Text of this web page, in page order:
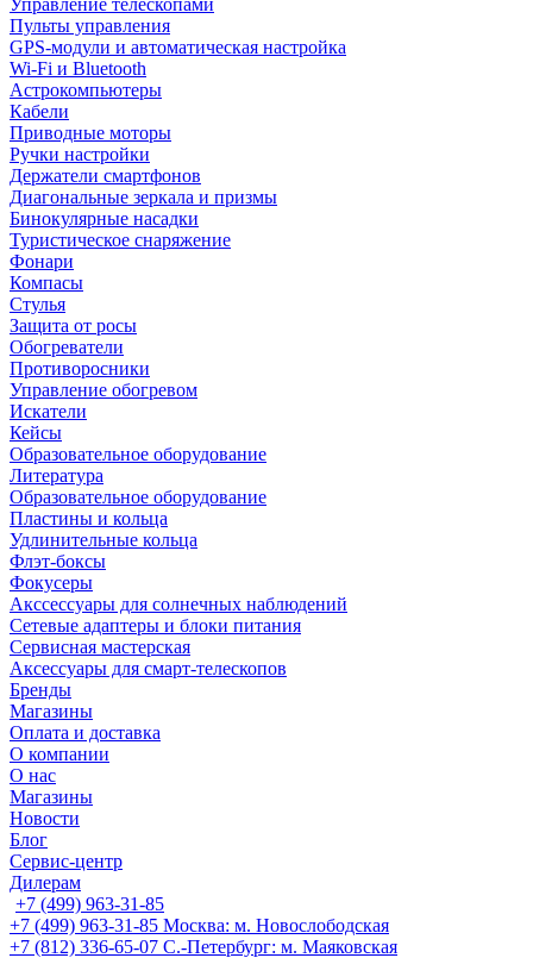
Управление телескопами
Пульты управления
GPS-модули и автоматическая настройка
Wi-Fi и Bluetooth
Астрокомпьютеры
Кабели
Приводные моторы
Ручки настройки
Держатели смартфонов
Диагональные зеркала и призмы
Бинокулярные насадки
Туристическое снаряжение
Фонари
Компасы
Стулья
Защита от росы
Обогреватели
Противоросники
Управление обогревом
Искатели
Кейсы
Образовательное оборудование
Литература
Образовательное оборудование
Пластины и кольца
Удлинительные кольца
Флэт-боксы
Фокусеры
Акссессуары для солнечных наблюдений
Сетевые адаптеры и блоки питания
Сервисная мастерская
Аксессуары для смарт-телескопов
Бренды
Магазины
Оплата и доставка
О компании
О нас
Магазины
Новости
Блог
Сервис-центр
Дилерам
+7 (499) 963-31-85
+7 (499) 963-31-85 Москва: м. Новослободская
+7 (812) 336-65-07 С.-Петербург: м. Маяковская